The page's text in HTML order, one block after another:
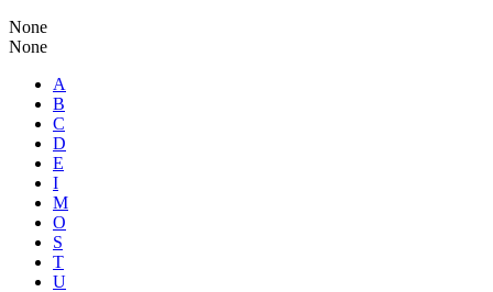
None
None
A
B
C
D
E
I
M
O
S
T
U